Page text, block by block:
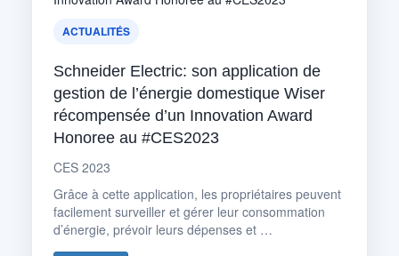
ACTUALITÉS
Schneider Electric: son application de
gestion de l’énergie domestique Wiser
récompensée d’un Innovation Award
Honoree au #CES2023
CES 2023
Grâce à cette application, les propriétaires peuvent
facilement surveiller et gérer leur consommation
d’énergie, prévoir leurs dépenses et …